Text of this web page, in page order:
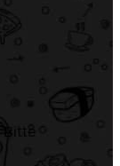
Bitte